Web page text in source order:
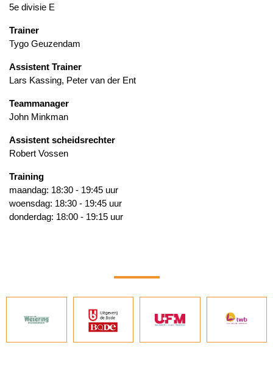
5e divisie E
Trainer
Tygo Geuzendam
Assistent Trainer
Lars Kassing, Peter van der Ent
Teammanager
John Minkman
Assistent scheidsrechter
Robert Vossen
Training
maandag: 18:30 - 19:45 uur
woensdag: 18:30 - 19:45 uur
donderdag: 18:00 - 19:15 uur